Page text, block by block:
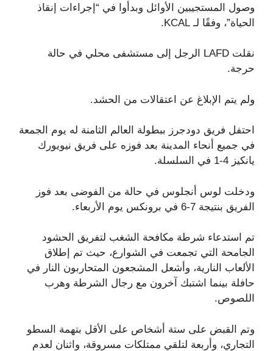
وصول المستجيبين الأوائل وبدأوا في “إجراءات إنقاذ
الحياة”، وفقًا لـ KCAL.
نقلت LAFD الرجل إلى مستشفى محلي في حالة
حرجة.
ولم يتم الإبلاغ عن اعتقالات من الحشد.
احتفل فريق دودجرز ببطولة العالم الثامنة له يوم الجمعة
في جميع أنحاء المدينة بعد فوزه على فريق نيويورك
يانكيز 4-1 في السلسلة.
ودخلت لوس أنجلوس في حالة من الفوضى بعد فوز
الفريق بنتيجة 7-6 في برونكس يوم الأربعاء.
تم استدعاء شرطة مكافحة الشغب لتفريق الحشود
الجامحة التي تجمعت في الشوارع، حيث تم إطلاق
الألعاب النارية، وأشعل المشجعون المتحاربون النار في
حافلة بينما اشتبك آخرون مع رجال الشرطة وهرب
اللصوص.
وتم القبض على ستة أشخاص على الأقل بتهمة السطو
التجاري، وأربعة لتلقي ممتلكات مسروقة، واثنان لعدم